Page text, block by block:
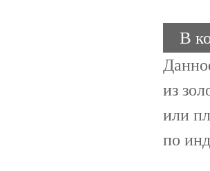
В
из
или
по